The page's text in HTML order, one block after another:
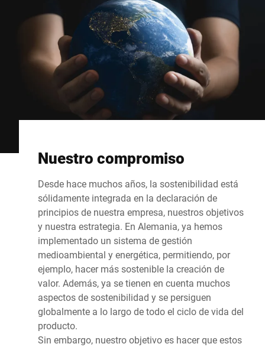
Nuestro compromiso
Desde hace muchos años, la sostenibilidad está
sólidamente integrada en la declaración de
principios de nuestra empresa, nuestros objetivos
y nuestra estrategia. En Alemania, ya hemos
implementado un sistema de gestión
medioambiental y energética, permitiendo, por
ejemplo, hacer más sostenible la creación de
valor. Además, ya se tienen en cuenta muchos
aspectos de sostenibilidad y se persiguen
globalmente a lo largo de todo el ciclo de vida del
producto.
Sin embargo, nuestro objetivo es hacer que estos